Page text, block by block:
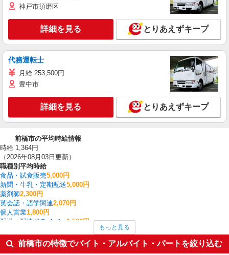
神戸市須磨区
詳細を見る とりあえずキープ
代務運転士
月給 253,500円
豊中市
詳細を見る とりあえずキープ
前橋市の平均時給情報
時給 1,364円
（2026年08月03日更新）
職種別平均時給
食品・試食販売5,000円
新聞・牛乳・定期配送5,000円
薬剤師2,300円
英会話・語学関連2,070円
個人営業1,800円
配送・配達ドライバー 1,500円
家電・携帯販売1,436円
受付・秘書1,400円
もっと見る
前橋市の特徴でバイト・アルバイト・パートを絞り込む